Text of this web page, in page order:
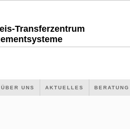
Transferzentrum
UNS AKTUELLES